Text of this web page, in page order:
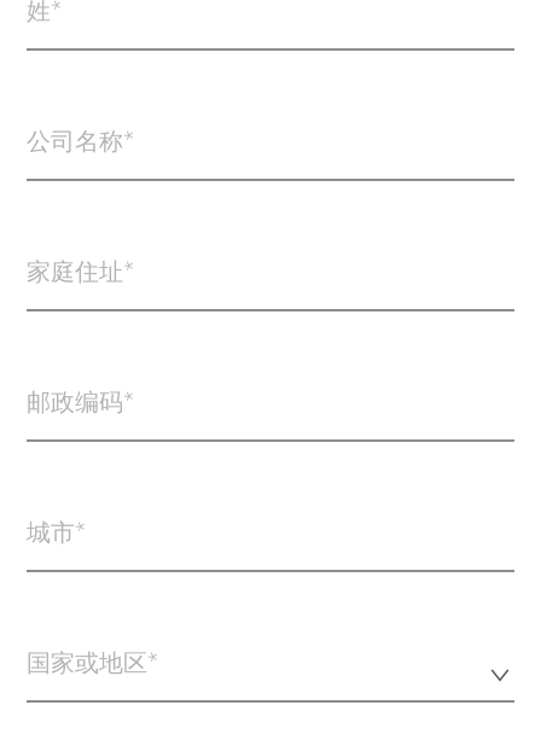
姓
公司名称
家庭住址
邮政编码
城市
国家或地区*